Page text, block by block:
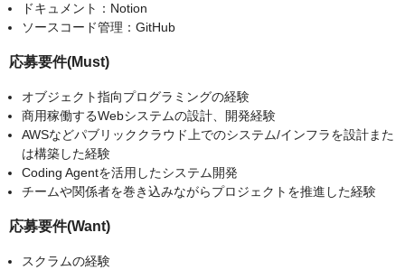
ドキュメント：Notion
ソースコード管理：GitHub
応募要件(Must)
オブジェクト指向プログラミングの経験
商用稼働するWebシステムの設計、開発経験
AWSなどパブリッククラウド上でのシステム/インフラを設計また
は構築した経験
Coding Agentを活用したシステム開発
チームや関係者を巻き込みながらプロジェクトを推進した経験
応募要件(Want)
スクラムの経験